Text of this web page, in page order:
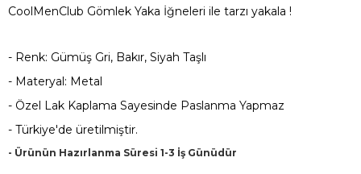
CoolMenClub Gömlek Yaka İğneleri ile tarzı yakala !
- Renk: Gümüş Gri, Bakır, Siyah Taşlı
- Materyal: Metal
- Özel Lak Kaplama Sayesinde Paslanma Yapmaz
- Türkiye'de üretilmiştir.
- Ürünün Hazırlanma Süresi 1-3 İş Günüdür